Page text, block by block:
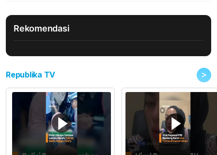
Rekomendasi
Republika TV >